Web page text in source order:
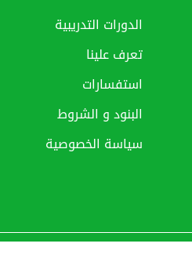
الدورات التدريبية
تعرف علينا
استفسارات
البنود و الشروط
سياسة الخصوصية